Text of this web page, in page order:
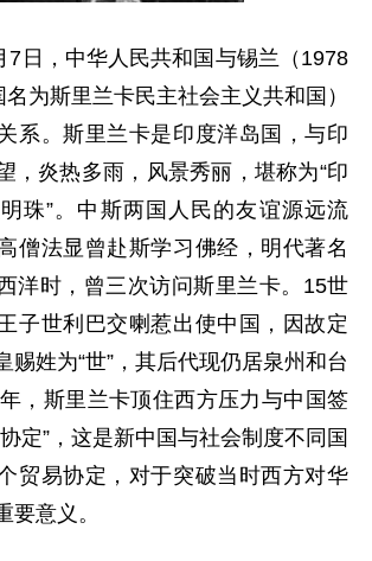
7日，中华人民共和国与锡兰（1978
为斯里兰卡民主社会主义共和国）
系。斯里兰卡是印度洋岛国，与印
，炎热多雨，风景秀丽，堪称为“印
珠”。中斯两国人民的友谊源远流
僧法显曾赴斯学习佛经，明代著名
洋时，曾三次访问斯里兰卡。15世
子世利巴交喇惹出使中国，因故定
赐姓为“世”，其后代现仍居泉州和台
，斯里兰卡顶住西方压力与中国签
定”，这是新中国与社会制度不同国
贸易协定，对于突破当时西方对华
要意义。